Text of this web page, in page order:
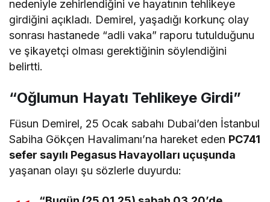
Oyuncu Füsun Demirel, sosyal medya hesabından
yaptığı paylaşımla oğlunun Pegasus
Havayolları’na ait bir uçakta yediği tavuklu wrap
nedeniyle zehirlendiğini ve hayatının tehlikeye
sonrası hastanede “adli vaka” raporu tutulduğunu
ve şikayetçi olması gerektiğinin söylendiğini
belirtti.
“Oğlumun Hayatı Tehlikeye Girdi”
Füsun Demirel, 25 Ocak sabahı Dubai’den İstanbul
Sabiha Gökçen Havalimanı’na hareket eden